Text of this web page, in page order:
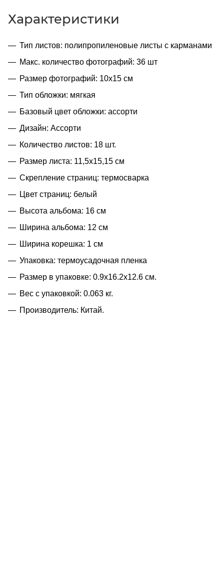
Характеристики
Тип листов: полипропиленовые листы с карманами
Макс. количество фотографий: 36 шт
Размер фотографий: 10х15 см
Тип обложки: мягкая
Базовый цвет обложки: ассорти
Дизайн: Ассорти
Количество листов: 18 шт.
Размер листа: 11,5х15,15 см
Скрепление страниц: термосварка
Цвет страниц: белый
Высота альбома: 16 см
Ширина альбома: 12 см
Ширина корешка: 1 см
Упаковка: термоусадочная пленка
Размер в упаковке: 0.9x16.2x12.6 см.
Вес с упаковкой: 0.063 кг.
Производитель: Китай.